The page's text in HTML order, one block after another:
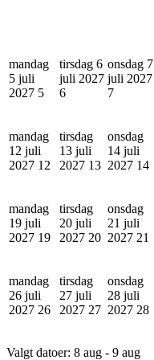
mandag
5 juli
2027 5
tirsdag 6
juli 2027
6
onsdag 7
juli 2027
7
mandag
12 juli
2027 12
tirsdag
13 juli
2027 13
onsdag
14 juli
2027 14
mandag
19 juli
2027 19
tirsdag
20 juli
2027 20
onsdag
21 juli
2027 21
mandag
26 juli
2027 26
tirsdag
27 juli
2027 27
onsdag
28 juli
2027 28
Valgt datoer: 8 aug - 9 aug